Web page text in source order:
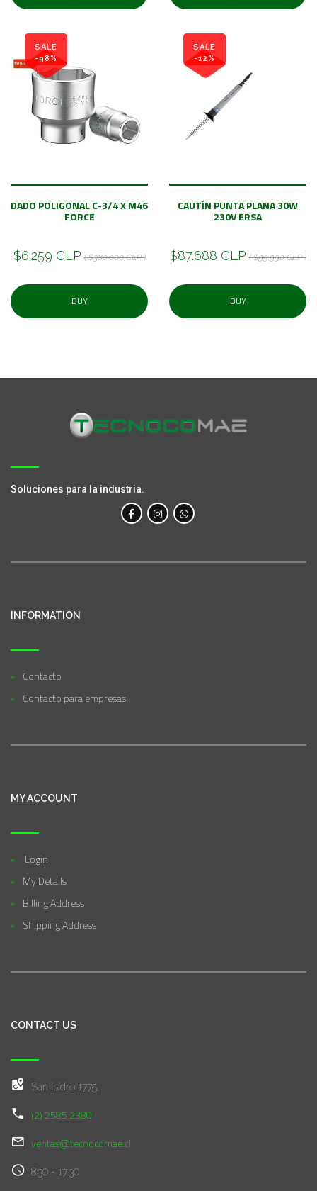
SALE
-98%
DADO POLIGONAL C-3/4 X M46
FORCE
$6.259 CLP ( $380.000 CLP )
BUY
SALE
-12%
CAUTÍN PUNTA PLANA 30W
230V ERSA
$87.688 CLP ( $99.990 CLP )
BUY
Soluciones para la industria.
INFORMATION
Contacto
Contacto para empresas
MY ACCOUNT
Login
My Details
Billing Address
Shipping Address
CONTACT US
San Isidro 1775,
(2) 2585 2380
ventas@tecnocomae.cl
8:30 - 17:30